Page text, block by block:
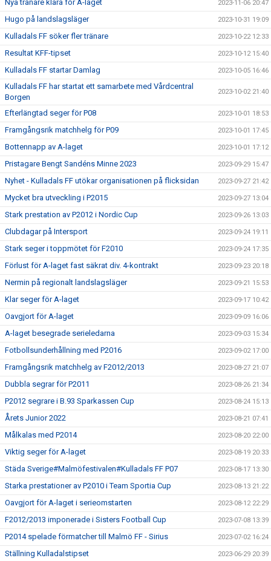
Nya tränare klara för A-laget 2023-11-06 20:47
Hugo på landslagsläger 2023-10-31 19:09
Kulladals FF söker fler tränare 2023-10-22 12:33
Resultat KFF-tipset 2023-10-12 15:40
Kulladals FF startar Damlag 2023-10-05 16:46
Kulladals FF har startat ett samarbete med Vårdcentral
Borgen
2023-10-02 21:40
Efterlängtad seger för P08 2023-10-01 18:53
Framgångsrik matchhelg för P09 2023-10-01 17:45
Bottennapp av A-laget 2023-10-01 17:12
Pristagare Bengt Sandéns Minne 2023 2023-09-29 15:47
Nyhet - Kulladals FF utökar organisationen på flicksidan 2023-09-27 21:42
Mycket bra utveckling i P2015 2023-09-27 13:04
Stark prestation av P2012 i Nordic Cup 2023-09-26 13:03
Clubdagar på Intersport 2023-09-24 19:11
Stark seger i toppmötet för F2010 2023-09-24 17:35
Förlust för A-laget fast säkrat div. 4-kontrakt 2023-09-23 20:18
Nermin på regionalt landslagsläger 2023-09-21 15:53
Klar seger för A-laget 2023-09-17 10:42
Oavgjort för A-laget 2023-09-09 16:06
A-laget besegrade serieledarna 2023-09-03 15:34
Fotbollsunderhållning med P2016 2023-09-02 17:00
Framgångsrik matchhelg av F2012/2013 2023-08-27 21:07
Dubbla segrar för P2011 2023-08-26 21:34
P2012 segrare i B.93 Sparkassen Cup 2023-08-24 15:13
Årets Junior 2022 2023-08-21 07:41
Målkalas med P2014 2023-08-20 22:00
Viktig seger för A-laget 2023-08-19 20:33
Städa Sverige#Malmöfestivalen#Kulladals FF P07 2023-08-17 13:30
Starka prestationer av P2010 i Team Sportia Cup 2023-08-13 21:22
Oavgjort för A-laget i serieomstarten 2023-08-12 22:29
F2012/2013 imponerade i Sisters Football Cup 2023-07-08 13:39
P2014 spelade förmatcher till Malmö FF - Sirius 2023-07-02 16:24
Ställning Kulladalstipset 2023-06-29 20:39